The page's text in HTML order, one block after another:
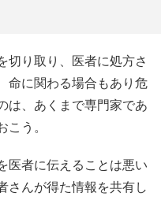
り取り、医者に処方さ
命に関わる場合もあり危
は、あくまで専門家であ
こう。
医者に伝えることは悪い
さんが得た情報を共有し